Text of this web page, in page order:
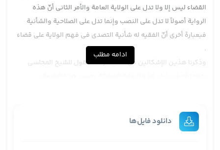
القضاء ليس إلا ولا تدل على الولاية العامة والأمر الثاني أنّ هذه
الرواية أصولاً لا تدل على النصب وإنما تدل على الصلاحية والشأنية
فبعبارة أخرى أنّ الفقيه له شأنية التصدي في فهم الولاية على قضاء
.
وذكرنا هذين الإشكالين من كتاب مرآت العقول للشيخ المجلسي
واحتمل هذا المعاصر بعض الأفاضل بتعبيره مو معاصر ، أن يكون
المراد جعلته حاكماً يعني أصفه بأنّه حاكم متصف هكذا تعبيره يعني
ادامه مطلب
دانلود فایل‌ها